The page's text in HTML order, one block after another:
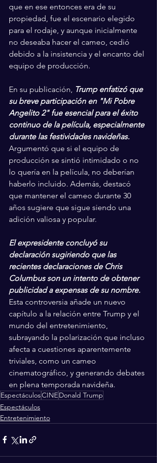
que en ese entonces era de su
propiedad, fue el escenario elegido
para el rodaje, y aunque inicialmente
no deseaba hacer el cameo, cedió
debido a la insistencia y el encanto del
equipo de producción.
En su publicación, Trump enfatizó que
su breve participación en "Mi Pobre
Angelito 2" fue esencial para el éxito
continuo de la película, especialmente
durante las festividades navideñas.
Argumentó que si el equipo de
producción se sintió intimidado o no
lo quería en la película, no deberían
haberlo incluido. Además, destacó
que mantener el cameo durante 30
años sugiere que sigue siendo una
adición valiosa y popular.
El expresidente concluyó su
declaración sugiriendo que las
recientes declaraciones de Chris
Columbus son un intento de obtener
publicidad a expensas de su nombre.
Esta controversia añade un nuevo
capítulo a la relación entre Trump y el
mundo del entretenimiento,
subrayando la polarización que incluso
afecta a cuestiones aparentemente
triviales, como un cameo
cinematográfico, y generando debates
en plena temporada navideña.
EspectáculosCINEDonald Trump
Espectáculos
Entretenimiento